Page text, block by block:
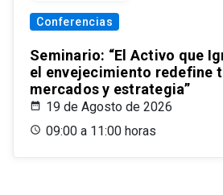
Conferencias
Seminario: “El Activo que
el envejecimiento redefine
mercados y estrategia”
19 de Agosto de 2026
09:00 a 11:00 horas